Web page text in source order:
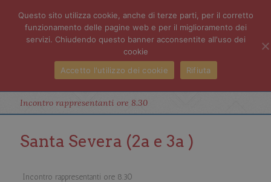
Incontro rappresentanti ore 8.30
Santa Severa (2a e 3a )
Incontro rappresentanti ore 8.30
Questo sito utilizza cookie, anche di terze parti, per il corretto
funzionamento delle pagine web e per il miglioramento dei
servizi. Chiudendo questo banner acconsentite all'uso dei
cookie
Accetto l'utilizzo dei cookie
Rifiuta